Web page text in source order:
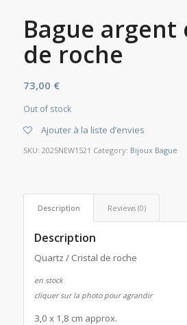
Bague argent
de roche
73,00 €
Out of stock
Ajouter à la liste d’envies
SKU: 2025NEW1521 Category: Bijoux Bague
Description Reviews (0)
Description
Quartz / Cristal de roche
en stock
cliquer sur la photo pour agrandir
3,0 x 1,8 cm approx.